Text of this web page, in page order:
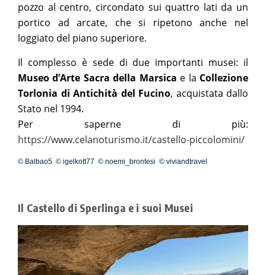
pozzo al centro, circondato sui quattro lati da un
portico ad arcate, che si ripetono anche nel
loggiato del piano superiore.
Il complesso è sede di due importanti musei: il
Museo d’Arte Sacra della Marsica e la Collezione
Torlonia di Antichità del Fucino, acquistata dallo
Stato nel 1994.
Per saperne di più:
https://www.celanoturismo.it/castello-piccolomini/
© Balbao5 © igelkott77 © noemi_brontesi © viviandtravel
Il Castello di Sperlinga e i suoi Musei